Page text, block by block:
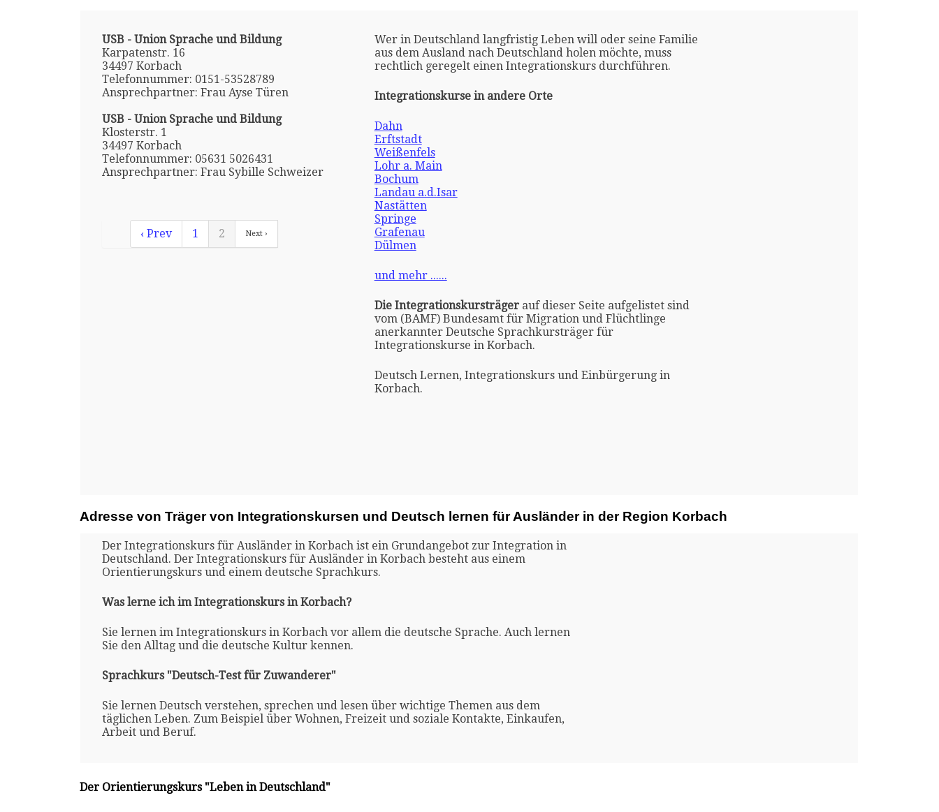
USB - Union Sprache und Bildung
Karpatenstr. 16
34497 Korbach
Telefonnummer: 0151-53528789
Ansprechpartner: Frau Ayse Türen
USB - Union Sprache und Bildung
Klosterstr. 1
34497 Korbach
Telefonnummer: 05631 5026431
Ansprechpartner: Frau Sybille Schweizer
‹ Prev 1 2 Next ›
Wer in Deutschland langfristig Leben will oder seine Familie
aus dem Ausland nach Deutschland holen möchte, muss
rechtlich geregelt einen Integrationskurs durchführen.
Integrationskurse in andere Orte
Dahn
Erftstadt
Weißenfels
Lohr a. Main
Bochum
Landau a.d.Isar
Nastätten
Springe
Grafenau
Dülmen
und mehr ......
Die Integrationskursträgerauf dieser Seite aufgelistet sind
vom (BAMF) Bundesamt für Migration und Flüchtlinge
anerkannter Deutsche Sprachkursträger für
Integrationskurse in Korbach.
Deutsch Lernen, Integrationskurs und Einbürgerung in
Korbach.
Adresse von Träger von Integrationskursen und Deutsch lernen für Ausländer in der Region Korbach
Der Integrationskurs für Ausländer in Korbach ist ein Grundangebot zur Integration in
Deutschland. Der Integrationskurs für Ausländer in Korbach besteht aus einem
Orientierungskurs und einem deutsche Sprachkurs.
Was lerne ich im Integrationskurs in Korbach?
Sie lernen im Integrationskurs in Korbach vor allem die deutsche Sprache. Auch lernen
Sie den Alltag und die deutsche Kultur kennen.
Sprachkurs "Deutsch-Test für Zuwanderer"
Sie lernen Deutsch verstehen, sprechen und lesen über wichtige Themen aus dem
täglichen Leben. Zum Beispiel über Wohnen, Freizeit und soziale Kontakte, Einkaufen,
Arbeit und Beruf.
Der Orientierungskurs "Leben in Deutschland"